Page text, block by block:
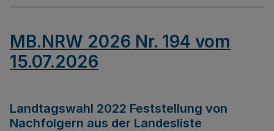
MB.NRW 2026 Nr. 194 vom
15.07.2026
Landtagswahl 2022 Feststellung von
Nachfolgern aus der Landesliste